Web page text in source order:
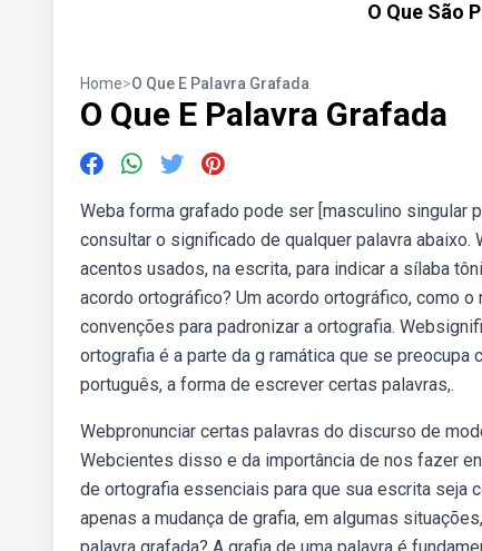
O Que São
Home>O Que E Palavra Grafada
O Que E Palavra Grafada
Weba forma grafado pode ser [masculino singular
consultar o significado de qualquer palavra abaixo.
acentos usados, na escrita, para indicar a sílaba
acordo ortográfico? Um acordo ortográfico, como
convenções para padronizar a ortografia.
ortografia é a parte da g ramática que se
português, a forma de escrever certas palavras,.
Webpronunciar certas palavras do discurso de
Webcientes disso e da importância de nos fazer
de ortografia essenciais para que sua escrita seja
apenas a mudança de grafia, em algumas